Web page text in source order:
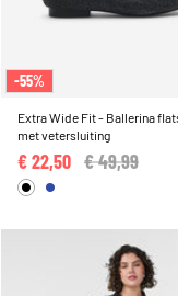
-55%
Extra Wide Fit - Ballerina
met vetersluiting
Price
€ 49,99
€ 22,50